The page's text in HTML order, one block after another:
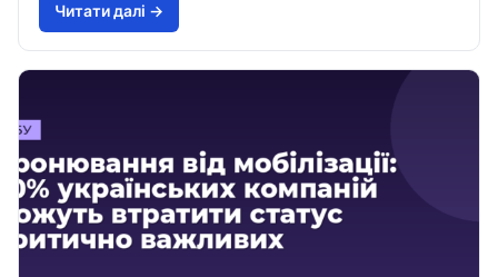
Читати далi →